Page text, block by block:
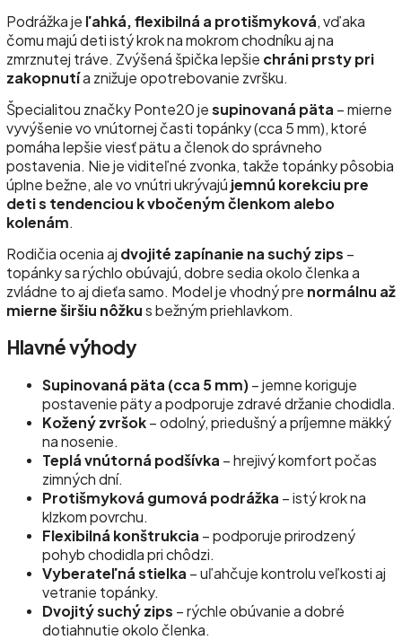
Podrážka je ľahká, flexibilná a protišmyková, vďaka
čomu majú deti istý krok na mokrom chodníku aj na
zmrznutej tráve. Zvýšená špička lepšie chráni prsty pri
zakopnutía znižuje opotrebovanie zvršku.
Špecialitou značky Ponte20 jesupinovaná päta – mierne
vyvýšenie vo vnútornej časti topánky (cca 5 mm), ktoré
pomáha lepšie viesť pätu a členok do správneho
postavenia. Nie je viditeľné zvonka, takže topánky pôsobia
úplne bežne, ale vo vnútri ukrývajú jemnú korekciu pre
deti s tendenciou k vbočeným členkom alebo
kolenám.
Rodičia ocenia aj dvojité zapínanie na suchý zips –
topánky sa rýchlo obúvajú, dobre sedia okolo členka a
zvládne to aj dieťa samo. Model je vhodný pre normálnu až
mierne širšiu nôžkus bežným priehlavkom.
Hlavné výhody
Supinovaná päta (cca 5 mm)– jemne koriguje
postavenie päty a podporuje zdravé držanie chodidla.
Kožený zvršok– odolný, priedušný a príjemne mäkký
na nosenie.
Teplá vnútorná podšívka – hrejivý komfort počas
zimných dní.
Protišmyková gumová podrážka – istý krok na
klzkom povrchu.
Flexibilná konštrukcia – podporuje prirodzený
pohyb chodidla pri chôdzi.
Vyberateľná stielka – uľahčuje kontrolu veľkosti aj
vetranie topánky.
Dvojitý suchý zips – rýchle obúvanie a dobré
dotiahnutie okolo členka.